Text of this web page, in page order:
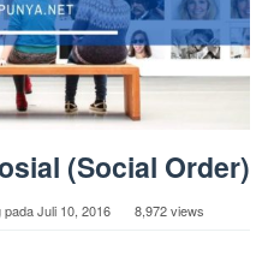
(Social Order)
padaJuli 10, 2016 8,972 views